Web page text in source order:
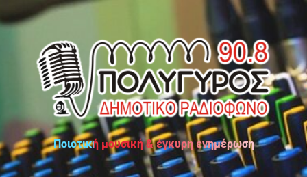
Ποιοτική μουσική & έγκυρη ενημέρωση